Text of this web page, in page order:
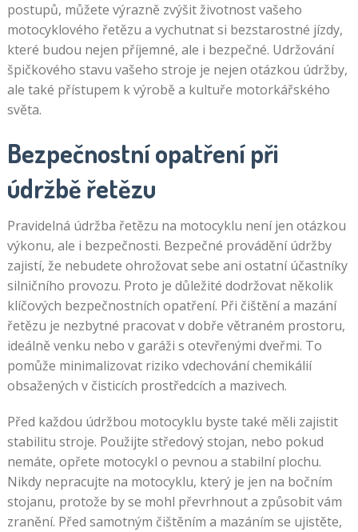
postupů, můžete výrazně zvýšit životnost vašeho
motocyklového řetězu a vychutnat si bezstarostné jízdy,
které budou nejen příjemné, ale i bezpečné. Udržování
špičkového stavu vašeho stroje je nejen otázkou údržby,
ale také přístupem k výrobě a kultuře motorkářského
světa.
Bezpečnostní opatření při
údržbě řetězu
Pravidelná údržba řetězu na motocyklu není jen otázkou
výkonu, ale i bezpečnosti. Bezpečné provádění údržby
zajistí, že nebudete ohrožovat sebe ani ostatní účastníky
silničního provozu. Proto je důležité dodržovat několik
klíčových bezpečnostních opatření. Při čištění a mazání
řetězu je nezbytné pracovat v dobře větraném prostoru,
ideálně venku nebo v garáži s otevřenými dveřmi. To
pomůže minimalizovat riziko vdechování chemikálií
obsažených v čisticích prostředcích a mazivech.
Před každou údržbou motocyklu byste také měli zajistit
stabilitu stroje. Použijte středový stojan, nebo pokud
nemáte, opřete motocykl o pevnou a stabilní plochu.
Nikdy nepracujte na motocyklu, který je jen na bočním
stojanu, protože by se mohl převrhnout a způsobit vám
zranění. Před samotným čištěním a mazáním se ujistěte,